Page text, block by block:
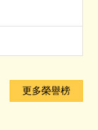
更多榮譽榜